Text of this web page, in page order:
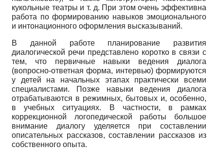
кукольные театры и т. д. При этом очень эффективна
работа по формированию навыков эмоционального
и интонационного оформления высказываний.
В данной работе планирование развития
диалогической речи представлено коротко в связи с
тем, что первичные навыки ведения диалога
(вопросно-ответная форма, интервью) формируются
у детей на начальных этапах практически всеми
специалистами. Позже навыки ведения диалога
отрабатываются в режимных, бытовых и, особенно,
в учебных ситуациях. В частности, в рамках
коррекционной логопедической работы большое
внимание диалогу уделяется при составлении
описательных рассказов, составлении рассказов из
собственного опыта.